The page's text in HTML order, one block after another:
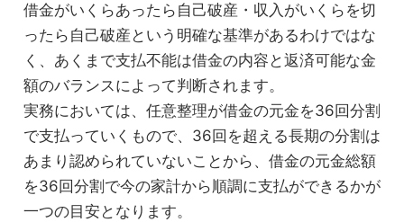
借金がいくらあったら自己破産・収入がいくらを切
ったら自己破産という明確な基準があるわけではな
く、あくまで支払不能は借金の内容と返済可能な金
額のバランスによって判断されます。
実務においては、任意整理が借金の元金を36回分割
で支払っていくもので、36回を超える長期の分割は
あまり認められていないことから、借金の元金総額
を36回分割で今の家計から順調に支払ができるかが
一つの目安となります。